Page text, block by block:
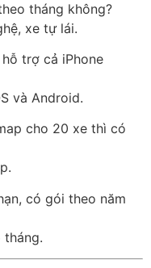
tháng không?
xe tự lái.
trợ cả iPhone
và Android.
cho 20 xe thì có
có gói theo năm